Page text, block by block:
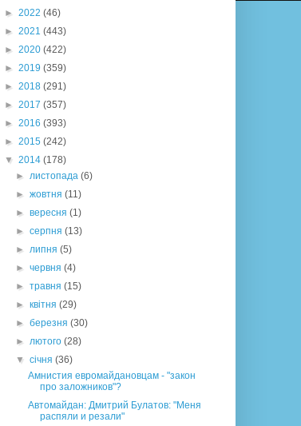
► 2022 (46)
► 2021 (443)
► 2020 (422)
► 2019 (359)
► 2018 (291)
► 2017 (357)
► 2016 (393)
► 2015 (242)
▼ 2014 (178)
►листопада(6)
►жовтня(11)
►вересня(1)
►серпня(13)
►липня(5)
►червня(4)
►травня(15)
►квітня(29)
►березня(30)
►лютого(28)
▼січня(36)
Амнистия евромайдановцам - "закон
про заложников"?
Автомайдан: Дмитрий Булатов: "Меня
распяли и резали"